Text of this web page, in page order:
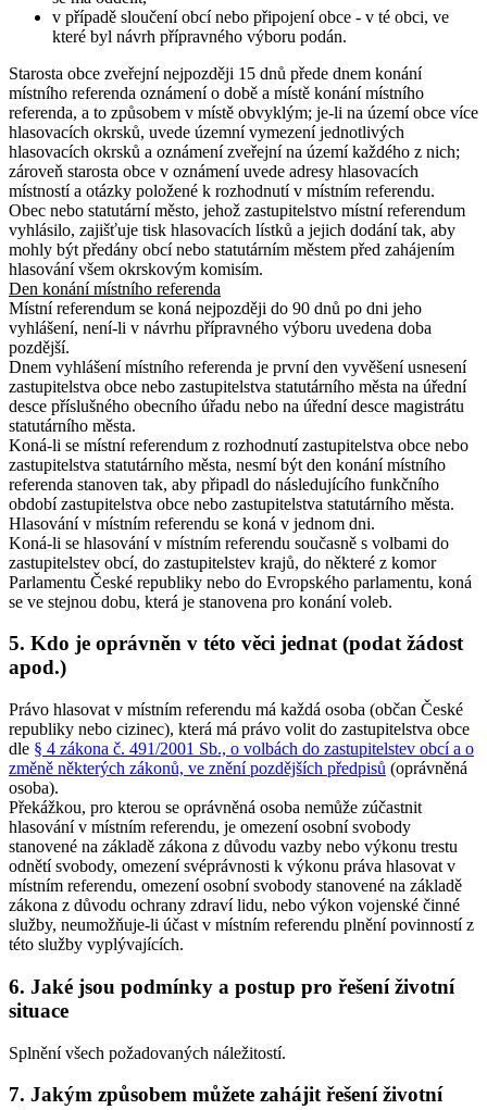
v případě sloučení obcí nebo připojení obce - v té obci, ve
které byl návrh přípravného výboru podán.
Starosta obce zveřejní nejpozději 15 dnů přede dnem konání
místního referenda oznámení o době a místě konání místního
referenda, a to způsobem v místě obvyklým; je-li na území obce více
hlasovacích okrsků, uvede územní vymezení jednotlivých
hlasovacích okrsků a oznámení zveřejní na území každého z nich;
zároveň starosta obce v oznámení uvede adresy hlasovacích
místností a otázky položené k rozhodnutí v místním referendu.
Obec nebo statutární město, jehož zastupitelstvo místní referendum
vyhlásilo, zajišťuje tisk hlasovacích lístků a jejich dodání tak, aby
mohly být předány obcí nebo statutárním městem před zahájením
hlasování všem okrskovým komisím.
Den konání místního referenda
Místní referendum se koná nejpozději do 90 dnů po dni jeho
vyhlášení, není-li v návrhu přípravného výboru uvedena doba
pozdější.
Dnem vyhlášení místního referenda je první den vyvěšení usnesení
zastupitelstva obce nebo zastupitelstva statutárního města na úřední
desce příslušného obecního úřadu nebo na úřední desce magistrátu
statutárního města.
Koná-li se místní referendum z rozhodnutí zastupitelstva obce nebo
zastupitelstva statutárního města, nesmí být den konání místního
referenda stanoven tak, aby připadl do následujícího funkčního
období zastupitelstva obce nebo zastupitelstva statutárního města.
Hlasování v místním referendu se koná v jednom dni.
Koná-li se hlasování v místním referendu současně s volbami do
zastupitelstev obcí, do zastupitelstev krajů, do některé z komor
Parlamentu České republiky nebo do Evropského parlamentu, koná
se ve stejnou dobu, která je stanovena pro konání voleb.
5. Kdo je oprávněn v této věci jednat (podat žádost
apod.)
Právo hlasovat v místním referendu má každá osoba (občan České
republiky nebo cizinec), která má právo volit do zastupitelstva obce
dle § 4 zákona č. 491/2001 Sb., o volbách do zastupitelstev obcí a o
změně některých zákonů, ve znění pozdějších předpisů (oprávněná
osoba).
Překážkou, pro kterou se oprávněná osoba nemůže zúčastnit
hlasování v místním referendu, je omezení osobní svobody
stanovené na základě zákona z důvodu vazby nebo výkonu trestu
odnětí svobody, omezení svéprávnosti k výkonu práva hlasovat v
místním referendu, omezení osobní svobody stanovené na základě
zákona z důvodu ochrany zdraví lidu, nebo výkon vojenské činné
služby, neumožňuje-li účast v místním referendu plnění povinností z
této služby vyplývajících.
6. Jaké jsou podmínky a postup pro řešení životní
situace
Splnění všech požadovaných náležitostí.
7. Jakým způsobem můžete zahájit řešení životní